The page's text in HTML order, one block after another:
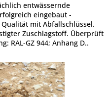
entwässernde
eingebaut -
mit Abfallschlüssel.
Zuschlagstoff. Überprüft
RAL-GZ 944; Anhang D..